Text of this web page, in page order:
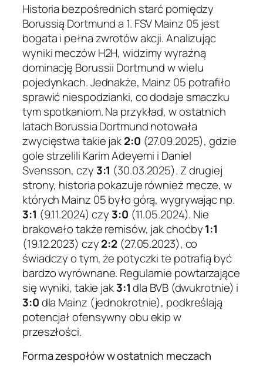
Historia bezpośrednich starć pomiędzy
Borussią Dortmund a 1. FSV Mainz 05 jest
bogata i pełna zwrotów akcji. Analizując
wyniki meczów H2H, widzimy wyraźną
dominację Borussii Dortmund w wielu
pojedynkach. Jednakże, Mainz 05 potrafiło
sprawić niespodzianki, co dodaje smaczku
tym spotkaniom. Na przykład, w ostatnich
latach Borussia Dortmund notowała
zwycięstwa takie jak2:0 (27.09.2025), gdzie
gole strzelili Karim Adeyemi i Daniel
Svensson, czy 3:1 (30.03.2025). Z drugiej
strony, historia pokazuje również mecze, w
których Mainz 05 było górą, wygrywając np.
3:1 (9.11.2024) czy 3:0 (11.05.2024). Nie
brakowało także remisów, jak choćby1:1
(19.12.2023) czy2:2 (27.05.2023), co
świadczy o tym, że potyczki te potrafią być
bardzo wyrównane. Regularnie powtarzające
się wyniki, takie jak3:1dla BVB (dwukrotnie) i
3:0dla Mainz (jednokrotnie), podkreślają
potencjał ofensywny obu ekip w
przeszłości.
Forma zespołów w ostatnich meczach